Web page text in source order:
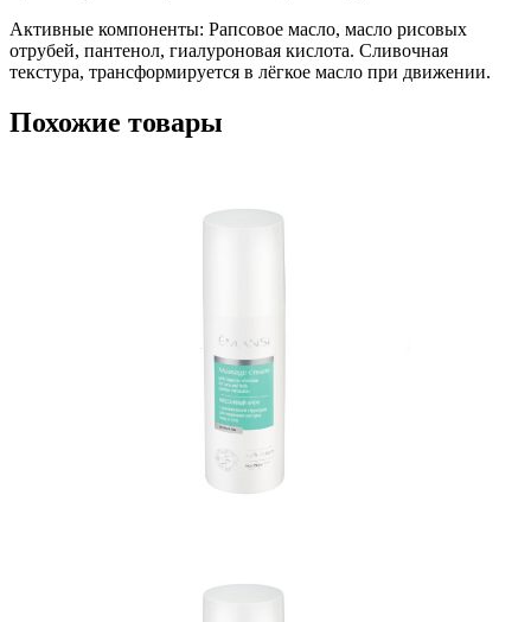
Активные компоненты: Рапсовое масло, масло рисовых
отрубей, пантенол, гиалуроновая кислота. Сливочная
текстура, трансформируется в лёгкое масло при движении.
Похожие товары